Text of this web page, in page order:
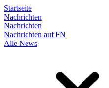
Startseite
Nachrichten
Nachrichten
Nachrichten auf FN
Alle News